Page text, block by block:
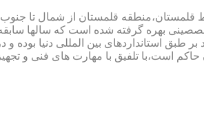
قلمستان،منطقه قلمستان از شمال تا
بهره گرفته شده است که سالها سابقه
بر طبق استانداردهای بین المللی دنیا
است،با تلفیق با مهارت های فنی و